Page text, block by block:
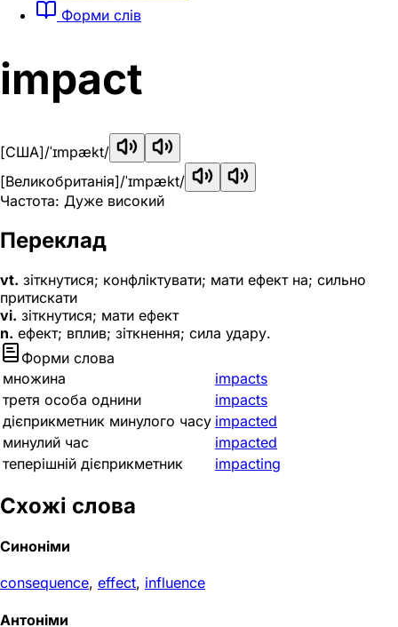
Форми слів
impact
[США]/ˈɪmpækt/
[Великобританія]/ˈɪmpækt/
Частота: Дуже високий
Переклад
vt. зіткнутися; конфліктувати; мати ефект на; сильно
притискати
vi. зіткнутися; мати ефект
n. ефект; вплив; зіткнення; сила удару.
Форми слова
множина
impacts
третя особа однини
impacts
дієприкметник минулого часу impacted
минулий час
impacted
теперішній дієприкметник
impacting
Схожі слова
Синоніми
consequence, effect, influence
Антоніми